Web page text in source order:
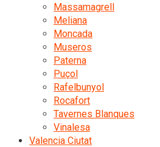
Massamagrell
Meliana
Moncada
Museros
Paterna
Puçol
Rafelbunyol
Rocafort
Tavernes Blanques
Vinalesa
Valencia Ciutat